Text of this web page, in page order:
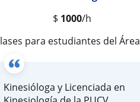
$ 1000/h
Clases para estudiantes del Área de la Salud (Kinesiología)
Kinesióloga y Licenciada en